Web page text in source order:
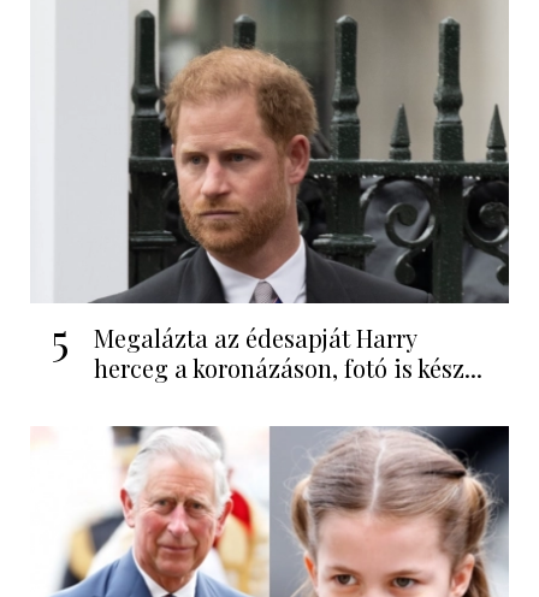
5
Megalázta az édesapját Harry
herceg a koronázáson, fotó is kész...